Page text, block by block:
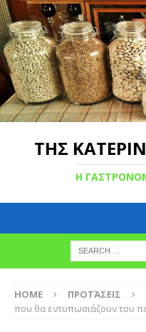
ΤΗΣ
Η
HOME ΠΡΟΤΆΣΕΙΣ
που θα εντυπωσιάζουν του